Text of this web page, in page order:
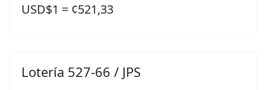
USD$1 = ¢521,33
Lotería 527-66 / JPS